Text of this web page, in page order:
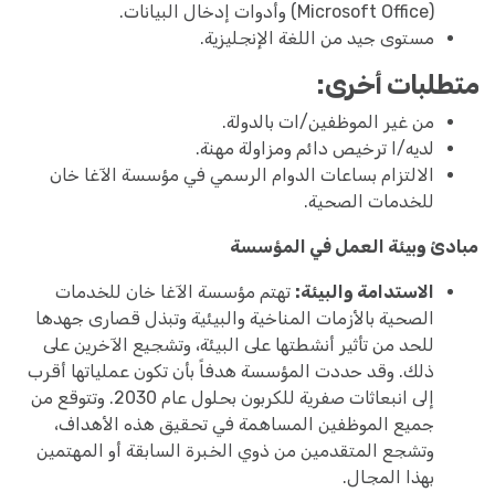
(Microsoft Office) وأدوات إدخال البيانات.
مستوى جيد من اللغة الإنجليزية.
متطلبات أخرى:
من غير الموظفين/ات بالدولة.
لديه/ا ترخيص دائم ومزاولة مهنة.
الالتزام بساعات الدوام الرسمي في مؤسسة الآغا خان
للخدمات الصحية.
مبادئ وبيئة العمل في المؤسسة
الاستدامة والبيئة: تهتم مؤسسة الآغا خان للخدمات
الصحية بالأزمات المناخية والبيئية وتبذل قصارى جهدها
للحد من تأثير أنشطتها على البيئة، وتشجيع الآخرين على
ذلك. وقد حددت المؤسسة هدفاً بأن تكون عملياتها أقرب
إلى انبعاثات صفرية للكربون بحلول عام 2030. وتتوقع من
جميع الموظفين المساهمة في تحقيق هذه الأهداف،
وتشجع المتقدمين من ذوي الخبرة السابقة أو المهتمين
بهذا المجال.